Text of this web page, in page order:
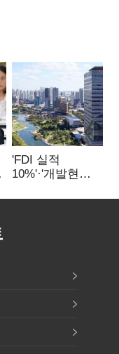
'FDI 실적
10%'·'개발현안
인천경제청장